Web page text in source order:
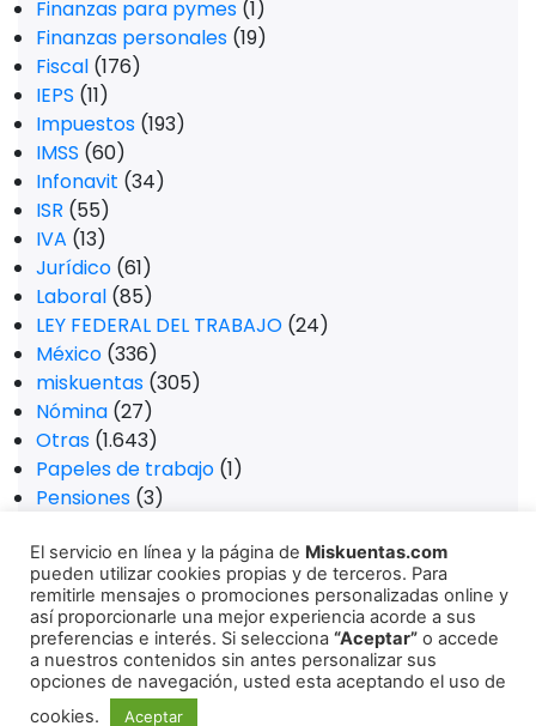
Finanzas para pymes (1)
Finanzas personales (19)
Fiscal (176)
IEPS (11)
Impuestos (193)
IMSS (60)
Infonavit (34)
ISR (55)
IVA (13)
Jurídico (61)
Laboral (85)
LEY FEDERAL DEL TRABAJO (24)
México (336)
miskuentas (305)
Nómina (27)
Otras (1.643)
Papeles de trabajo (1)
Pensiones (3)
Promociones(1)
PTU(10)
Regímenes fiscales (1)
Relaciones Internacionales(2)
RESICO(20)
RESPE
(5)
El servicio en línea y la página de Miskuentas.com
pueden utilizar cookies propias y de terceros. Para
remitirle mensajes o promociones personalizadas online y
así proporcionarle una mejor experiencia acorde a sus
preferencias e interés. Si selecciona “Aceptar” o accede
a nuestros contenidos sin antes personalizar sus
opciones de navegación, usted esta aceptando el uso de
cookies.
Aceptar